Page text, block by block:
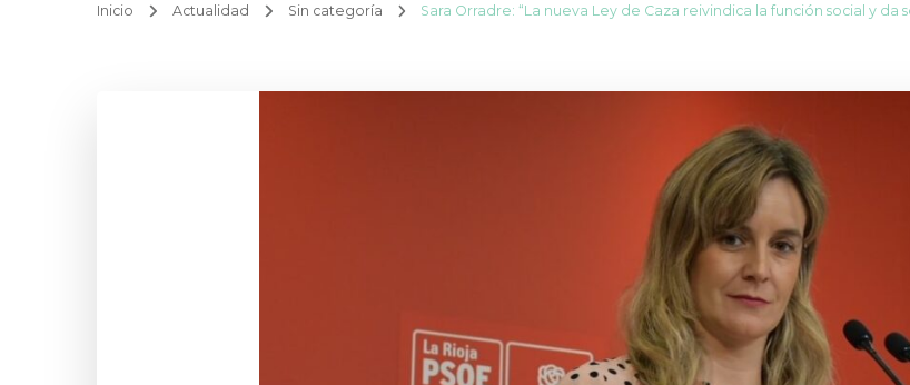
Inicio Actualidad Sin categoría Sara Orradre: “La nueva Ley de Caza reivindica la función social y da